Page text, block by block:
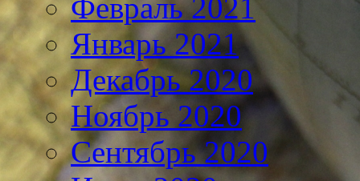
Февраль 2021
Январь 2021
Декабрь 2020
Ноябрь 2020
Сентябрь 2020